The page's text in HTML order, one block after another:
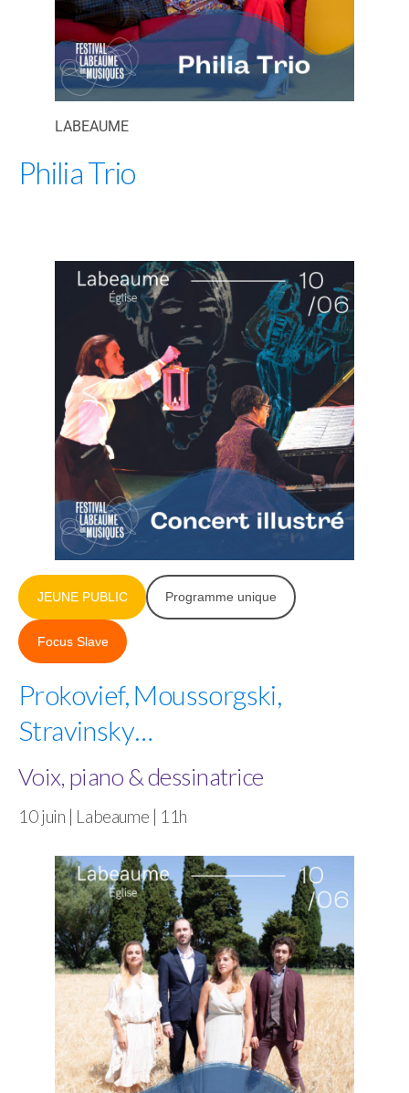
LABEAUME
Philia Trio
JEUNE PUBLIC Programme unique
Focus Slave
Prokovief, Moussorgski,
Stravinsky…
Voix, piano & dessinatrice
10 juin | Labeaume | 11h